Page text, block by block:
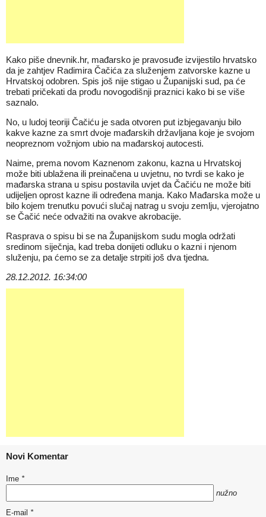
Kako piše dnevnik.hr, mađarsko je pravosuđe izvijestilo hrvatsko
da je zahtjev Radimira Čačića za služenjem zatvorske kazne u
Hrvatskoj odobren. Spis još nije stigao u Županijski sud, pa će
trebati pričekati da prođu novogodišnji praznici kako bi se više
saznalo.
No, u ludoj teoriji Čačiću je sada otvoren put izbjegavanju bilo
kakve kazne za smrt dvoje mađarskih državljana koje je svojom
neopreznom vožnjom ubio na mađarskoj autocesti.
Naime, prema novom Kaznenom zakonu, kazna u Hrvatskoj
može biti ublažena ili preinačena u uvjetnu, no tvrdi se kako je
mađarska strana u spisu postavila uvjet da Čačiću ne može biti
udijeljen oprost kazne ili određena manja. Kako Mađarska može u
bilo kojem trenutku povući slučaj natrag u svoju zemlju, vjerojatno
se Čačić neće odvažiti na ovakve akrobacije.
Rasprava o spisu bi se na Županijskom sudu mogla održati
sredinom siječnja, kad treba donijeti odluku o kazni i njenom
služenju, pa ćemo se za detalje strpiti još dva tjedna.
28.12.2012. 16:34:00
Novi Komentar
Ime *
nužno
E-mail *